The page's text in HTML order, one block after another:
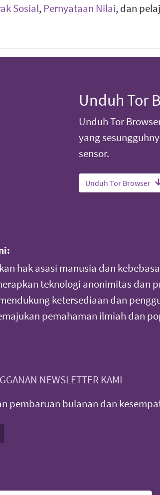
Sosial, Pernyataan Nilai, dan
Unduh Tor
Unduh Tor
yang
sensor.
Unduh Tor Browser
hak asasi manusia dan
teknologi anonimitas dan
ketersediaan dan
pemahaman ilmiah dan
NEWSLETTER KAMI
pembaruan bulanan dan